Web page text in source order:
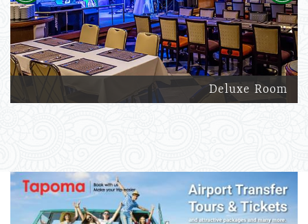
Deluxe Room
Previous Next